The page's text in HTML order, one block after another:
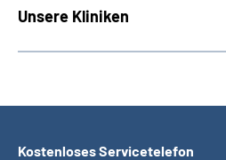
Unsere Kliniken
Kostenloses Servicetelefon